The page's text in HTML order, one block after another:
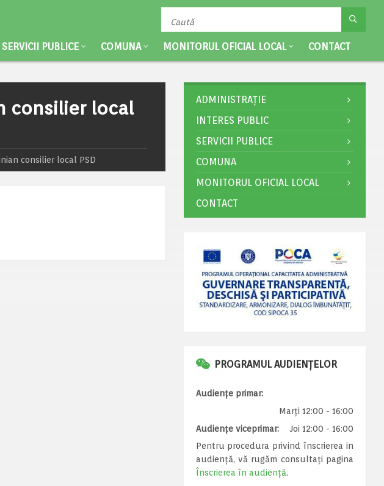
SERVICII PUBLICE COMUNA MONITORUL OFICIAL LOCAL CONTACT
consilier local
consilier local PSD
ADMINISTRAȚIE
INTERES PUBLIC
SERVICII PUBLICE
COMUNA
MONITORUL OFICIAL LOCAL
CONTACT
PROGRAMUL AUDIENȚELOR
Audiențe primar:
Marți 12:00 - 16:00
Audiențe viceprimar:
Joi 12:00 - 16:00
Pentru procedura privind înscrierea in
audiență, vă rugăm consultați pagina
Înscrierea în audiență.